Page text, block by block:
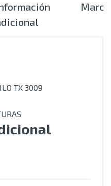
Marca
TX 3009